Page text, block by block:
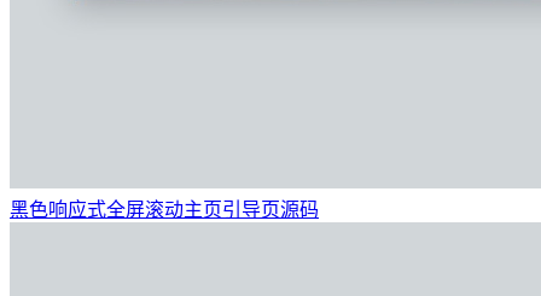
黑色响应式全屏滚动主页引导页源码